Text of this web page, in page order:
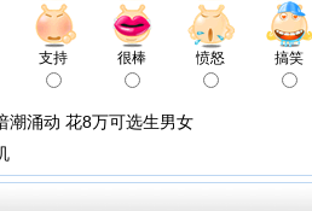
支持 很棒 愤怒 搞笑
潮涌动 花8万可选生男女